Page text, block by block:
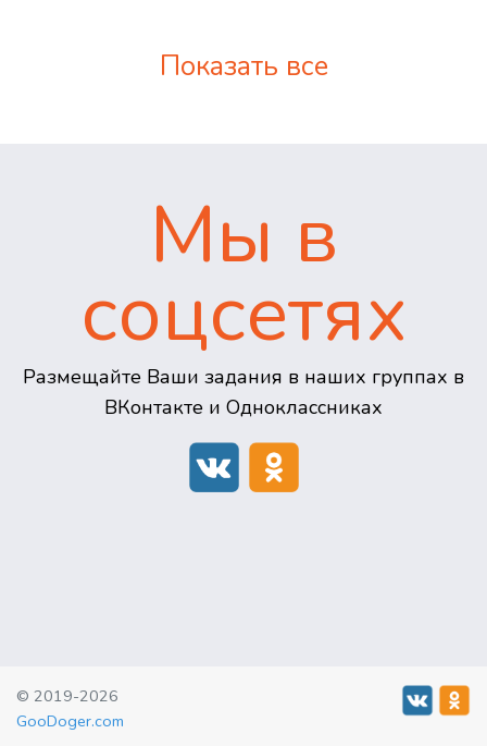
Показать все
Мы в
соцсетях
Размещайте Ваши задания в наших группах в
ВКонтакте и Одноклассниках
© 2019-2026
GooDoger.com